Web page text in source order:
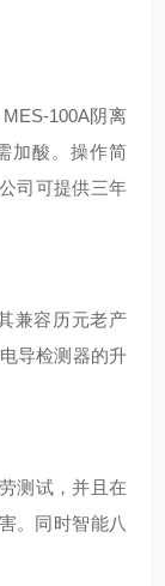
100A阴离
加酸。操作简
司可提供三年
兼容历元老产
导检测器的升
测试，并且在
。同时智能八